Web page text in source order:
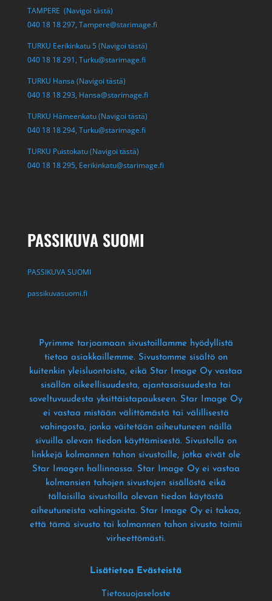
TAMPERE (Navigoi tästä)
040 18 18 297, Tampere@starimage.fi
TURKU Eerikinkatu 5 (Navigoi tästä)
040 18 18 291, Turku@starimage.fi
TURKU Hansa (Navigoi tästä)
040 18 18 293, Hansa@starimage.fi
TURKU Hämeenkatu (Navigoi tästä)
040 18 18 294, Turku@starimage.fi
TURKU Puistokatu (Navigoi tästä)
040 18 18 295, Eerikinkatu@starimage.fi
PASSIKUVA SUOMI
PASSIKUVA SUOMI
passikuvasuomi.fi
Pyrimme tarjoamaan sivustoillamme hyödyllistä
tietoa asiakkaillemme. Sivustomme sisältö on
kuitenkin yleisluontoista, eikä Star Image Oy vastaa
sisällön oikeellisuudesta, ajantasaisuudesta tai
soveltuvuudesta yksittäistapaukseen. Star Image Oy
ei vastaa mistään välittömästä tai välillisestä
vahingosta, jonka väitetään aiheutuneen näillä
sivuilla olevan tiedon käyttämisestä. Sivustolla on
linkkejä kolmannen tahon sivustoille, jotka eivät ole
Star Imagen hallinnassa. Star Image Oy ei vastaa
kolmansien tahojen sivustojen sisällöstä eikä
tällaisilla sivustoilla olevan tiedon käytöstä
aiheutuneista vahingoista. Star Image Oy ei takaa,
että tämä sivusto tai kolmannen tahon sivusto toimii
virheettömästi.
Lisätietoa Evästeistä
Tietosuojaseloste